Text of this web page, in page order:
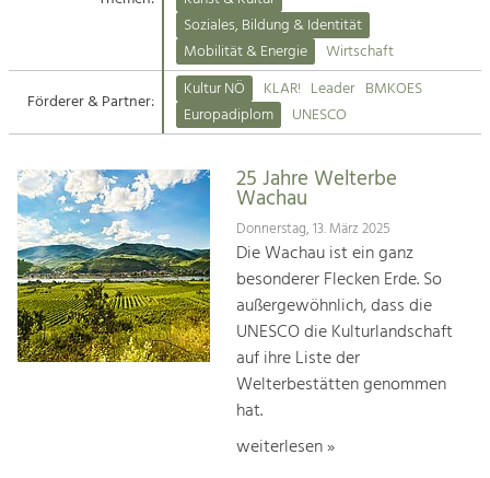
Suche
Impressum
Kontakt
Angebotsentwicklung und
Handwerk, Wissenschaft und Forschung.
Soziales, Bildung &
Identität
Gleichberechtigung, Jugend und
Integration
Mobilität & Energie
Klimawandel, öffentlicher Verkehr und
Steigerung regionaler Wertschöpfung
Soziales, Bildung & Identität
Mobilität & Energie
Wirtschaft
Förderer & Partner:
Kultur NÖ KLAR! Leader BMKOES
Europadiplom
UNESCO
25 Jahre Welterbe
Wachau
Donnerstag, 13. März 2025
Die Wachau ist ein ganz
besonderer Flecken Erde. So
außergewöhnlich, dass die
UNESCO die Kulturlandschaft
auf ihre Liste der
Welterbestätten genommen
hat.
weiterlesen »